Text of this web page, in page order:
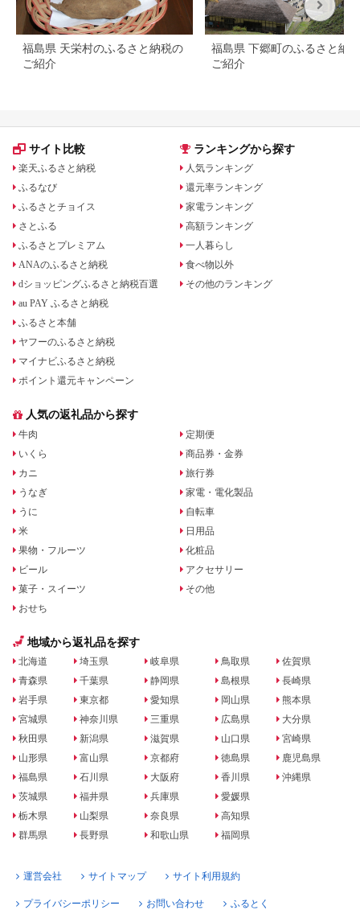
福島県 天栄村のふるさと納税の
ご紹介
福島県 下郷町のふるさと納
ご紹介
サイト比較
楽天ふるさと納税
ふるなび
ふるさとチョイス
さとふる
ふるさとプレミアム
ANAのふるさと納税
dショッピングふるさと納税百選
au PAY ふるさと納税
ふるさと本舗
ヤフーのふるさと納税
マイナビふるさと納税
ポイント還元キャンペーン
ランキングから探す
人気ランキング
還元率ランキング
家電ランキング
高額ランキング
一人暮らし
食べ物以外
その他のランキング
人気の返礼品から探す
牛肉
いくら
カニ
うなぎ
うに
米
果物・フルーツ
ビール
菓子・スイーツ
おせち
定期便
商品券・金券
旅行券
家電・電化製品
自転車
日用品
化粧品
アクセサリー
その他
地域から返礼品を探す
北海道
青森県
岩手県
宮城県
秋田県
山形県
福島県
茨城県
栃木県
群馬県
埼玉県
千葉県
東京都
神奈川県
新潟県
富山県
石川県
福井県
山梨県
長野県
岐阜県
静岡県
愛知県
三重県
滋賀県
京都府
大阪府
兵庫県
奈良県
和歌山県
鳥取県
島根県
岡山県
広島県
山口県
徳島県
香川県
愛媛県
高知県
福岡県
佐賀県
長崎県
熊本県
大分県
宮崎県
鹿児島県
沖縄県
運営会社 サイトマップ サイト利用規約
プライバシーポリシー お問い合わせ ふるとく